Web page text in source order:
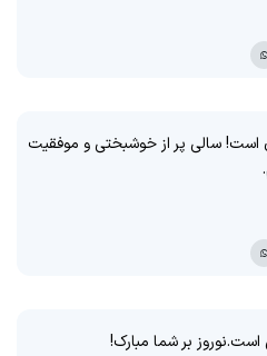
است! سالی پر از خوشبختی و موفقیت
بر شما مبارک!